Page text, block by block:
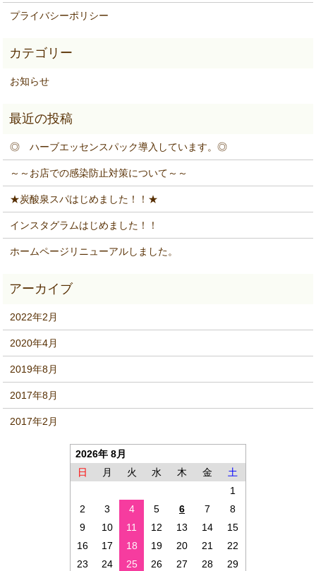
プライバシーポリシー
お知らせ
◎ ハーブエッセンスパック導入しています。◎
～～お店での感染防止対策について～～
★炭酸泉スパはじめました！！★
インスタグラムはじめました！！
ホームページリニューアルしました。
2022年2月
2020年4月
2019年8月
2017年8月
2017年2月
2026年 8月
日
月 火 水 木 金
土
1
2
3 4 5 6 7
8
9
10 11 12 13 14
15
16
17 18 19 20 21
22
23
24 25 26 27 28 29